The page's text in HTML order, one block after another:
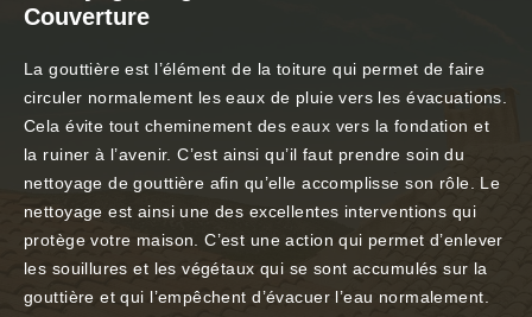
Couverture
La gouttière est l’élément de la toiture qui permet de faire
circuler normalement les eaux de pluie vers les évacuations.
Cela évite tout cheminement des eaux vers la fondation et
la ruiner à l’avenir. C’est ainsi qu’il faut prendre soin du
nettoyage de gouttière afin qu’elle accomplisse son rôle. Le
nettoyage est ainsi une des excellentes interventions qui
protège votre maison. C’est une action qui permet d’enlever
les souillures et les végétaux qui se sont accumulés sur la
gouttière et qui l’empêchent d’évacuer l’eau normalement.